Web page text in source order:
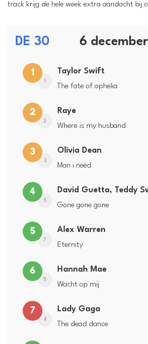
track krijg de hele week extra aandacht bij
DE 30 6
1
1
Taylor Swift
The fate of ophelia
2
2
Raye
Where is my husband
3
3
Olivia Dean
Man i need
4
5
Gone gone gone
5
7
Alex Warren
Eternity
6
11
Hannah Mae
Wacht op mij
7
4
Lady Gaga
The dead dance